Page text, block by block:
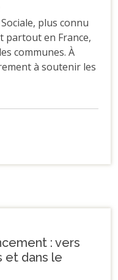
plus connu
partout en France,
communes. À
à soutenir les
: vers
et dans le